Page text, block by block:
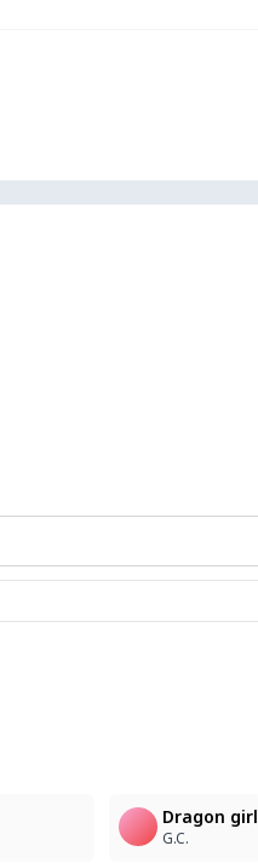
Dragon girl
G.C.